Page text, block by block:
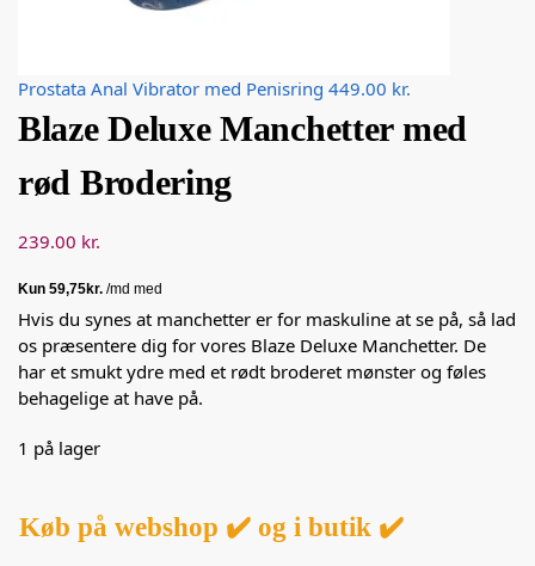
Prostata Anal Vibrator med Penisring 449.00 kr.
Blaze Deluxe Manchetter med
rød Brodering
239.00 kr.
Hvis du synes at manchetter er for maskuline at se på, så lad
os præsentere dig for vores Blaze Deluxe Manchetter. De
har et smukt ydre med et rødt broderet mønster og føles
behagelige at have på.
1 på lager
Køb på webshop ✔️ og i butik ✔️